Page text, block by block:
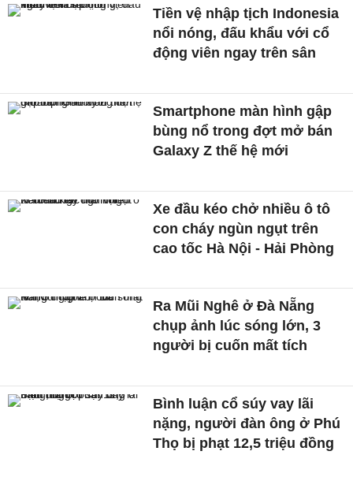
Tiền vệ nhập tịch Indonesia
nổi nóng, đấu khẩu với cổ
động viên ngay trên sân
Smartphone màn hình gập
bùng nổ trong đợt mở bán
Galaxy Z thế hệ mới
Xe đầu kéo chở nhiều ô tô
con cháy ngùn ngụt trên
cao tốc Hà Nội - Hải Phòng
Ra Mũi Nghê ở Đà Nẵng
chụp ảnh lúc sóng lớn, 3
người bị cuốn mất tích
Bình luận cổ súy vay lãi
nặng, người đàn ông ở Phú
Thọ bị phạt 12,5 triệu đồng